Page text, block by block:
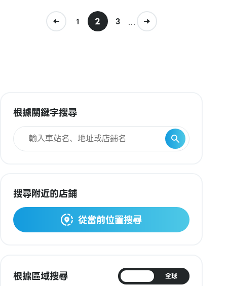
1 2 3 ...
根據關鍵字搜尋
搜尋附近的店鋪
從當前位置搜尋
根據區域搜尋 全球